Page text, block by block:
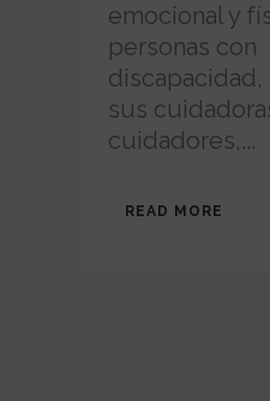
emocional y
personas con
discapacidad,
sus
cuidadores,...
READ MORE